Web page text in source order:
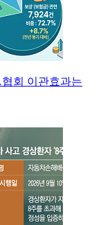
회 이관효과는